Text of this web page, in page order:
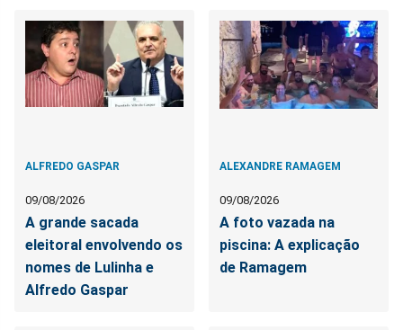
ALFREDO GASPAR
09/08/2026
A grande sacada
eleitoral envolvendo os
nomes de Lulinha e
Alfredo Gaspar
ALEXANDRE RAMAGEM
09/08/2026
A foto vazada na
piscina: A explicação
de Ramagem